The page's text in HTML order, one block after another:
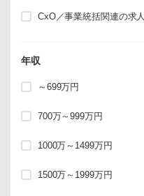
CxO／事業統括関連の求人
年収
～699万円
700万～999万円
1000万～1499万円
1500万～1999万円